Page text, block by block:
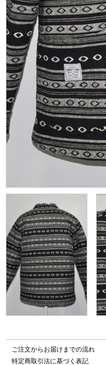
ご注文からお届けまでの流れ
特定商取引法に基づく表記